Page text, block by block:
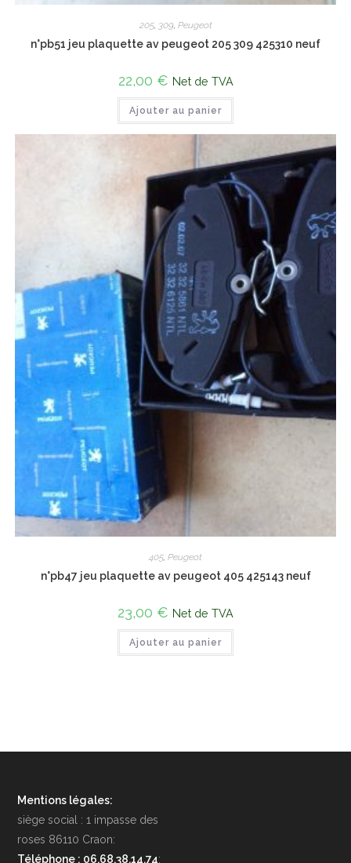
205, 309, Peugeot
n°pb51 jeu plaquette av peugeot 205 309 425310 neuf
22,00 € Net de TVA
Ajouter au panier
405, Peugeot
n°pb47 jeu plaquette av peugeot 405 425143 neuf
23,00 € Net de TVA
Ajouter au panier
Mentions légales:
siège social : 1 impasse des
roses 86110 Craon:
Téléphone : 06.68.38.14.74: